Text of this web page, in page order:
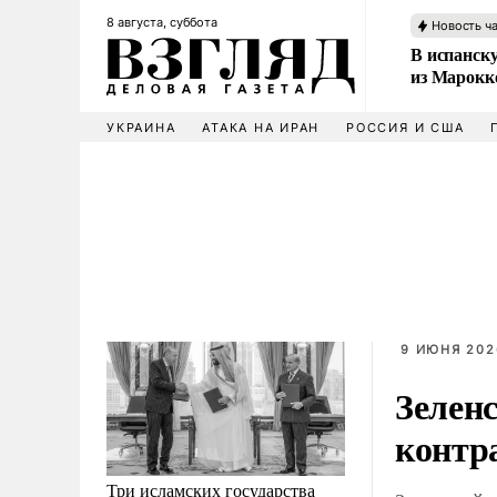
8 августа, суббота Новость
В
из
УКРАИНА АТАКА НА ИРАН РОССИЯ И США
Три исламских государства
9 ИЮНЯ